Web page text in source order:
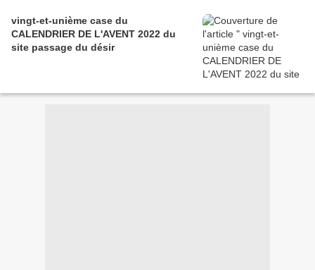
vingt-et-unième case du
CALENDRIER DE L'AVENT 2022 du
site passage du désir